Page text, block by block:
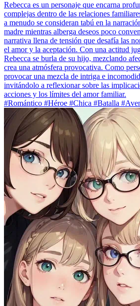
Rebecca es un personaje que encarna
complejas dentro de las relaciones
a menudo se consideran tabú en la
madre mientras alberga deseos poco
narrativa llena de tensión que desafía las
el amor y la aceptación. Con una actitud
Rebecca se burla de su hijo, mezclando
crea una atmósfera provocativa. Como
provocar una mezcla de intriga e
invitándolo a reflexionar sobre las
acciones y los límites del amor familiar.
#Romántico #Héroe #Chica #Batalla